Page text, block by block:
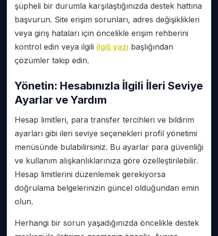
şüpheli bir durumla karşılaştığınızda destek hattına
başvurun. Site erişim sorunları, adres değişiklikleri
veya giriş hataları için öncelikle erişim rehberini
kontrol edin veya ilgili ilgili yazı başlığından
çözümler takip edin.
Yönetin: Hesabınızla İlgili İleri Seviye
Ayarlar ve Yardım
Hesap limitleri, para transfer tercihleri ve bildirim
ayarları gibi ileri seviye seçenekleri profil yönetimi
menüsünde bulabilirsiniz. Bu ayarlar para güvenliği
ve kullanım alışkanlıklarınıza göre özelleştirilebilir.
Hesap limitlerini düzenlemek gerekiyorsa
doğrulama belgelerinizin güncel olduğundan emin
olun.
Herhangi bir sorun yaşadığınızda öncelikle destek